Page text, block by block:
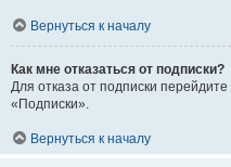
Вернуться к началу
Как мне отказаться от подписки?
Для отказа от подписки
«Подписки».
Вернуться к началу